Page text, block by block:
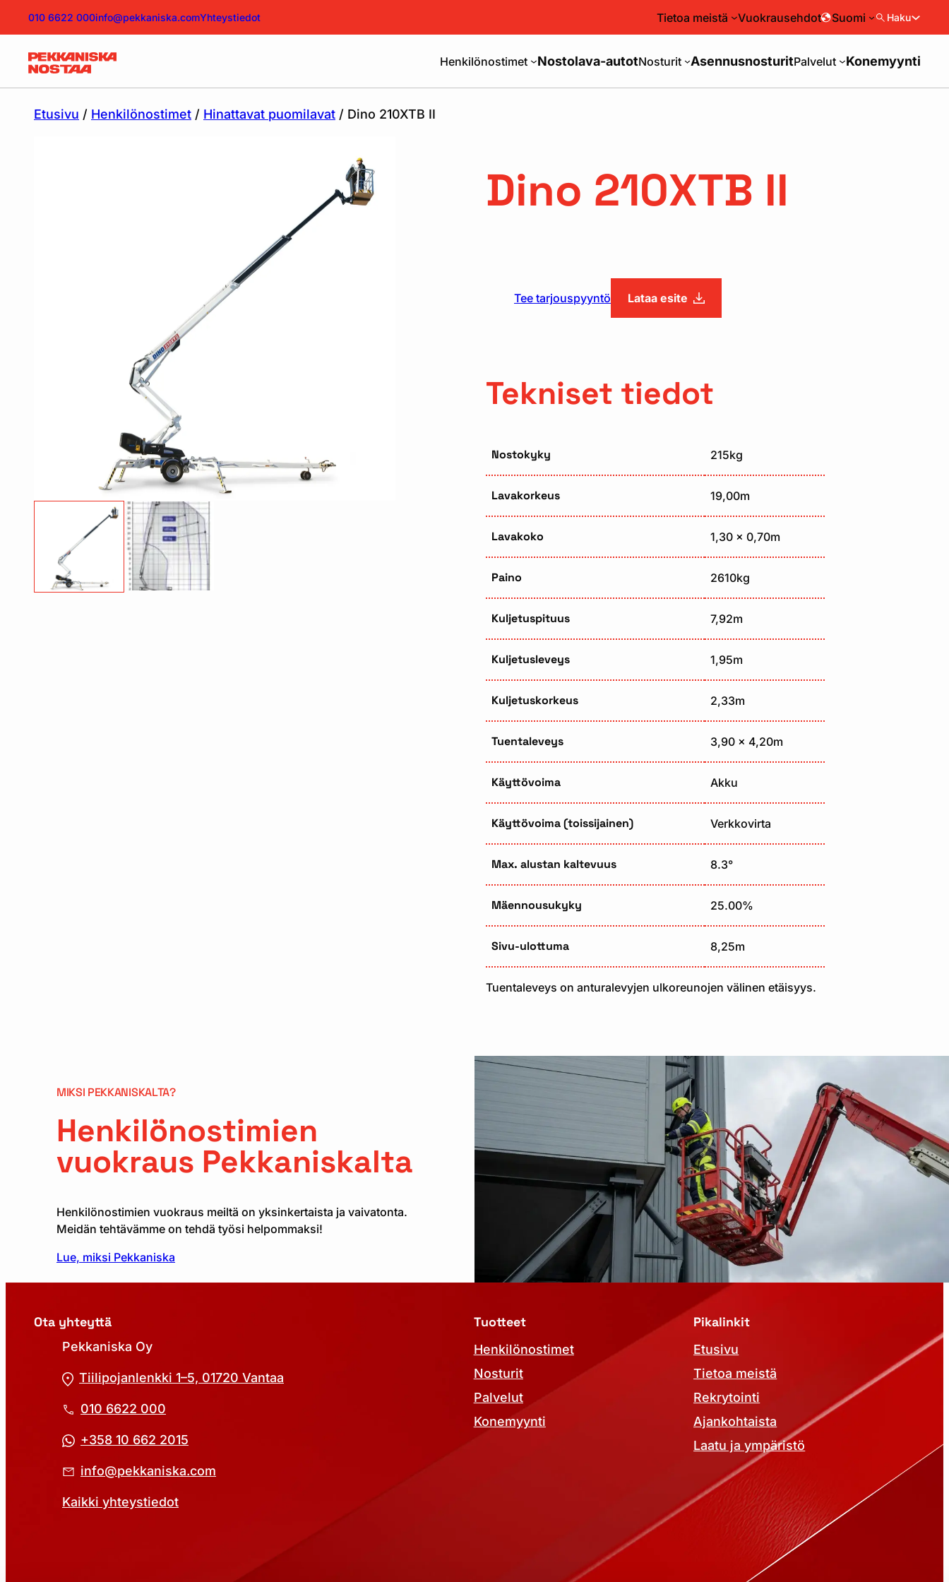
010 6622 000info@pekkaniska.comYhteystiedot Tietoa meistä Vuokrausehdot Suomi Haku
Henkilönostimet Nostolava-autotNosturit AsennusnosturitPalvelut Konemyynti
Etusivu / Henkilönostimet / Hinattavat puomilavat / Dino 210XTB II
Dino 210XTB II
Tee tarjouspyyntö Lataa esite
Tekniset tiedot
Nostokyky 215kg
Lavakorkeus 19,00m
Lavakoko 1,30 x 0,70m
Paino 2610kg
Kuljetuspituus 7,92m
Kuljetusleveys 1,95m
Kuljetuskorkeus 2,33m
Tuentaleveys 3,90 x 4,20m
Käyttövoima Akku
Käyttövoima (toissijainen) Verkkovirta
Max. alustan kaltevuus 8.3°
Mäennousukyky 25.00%
Sivu-ulottuma 8,25m
Tuentaleveys on anturalevyjen ulkoreunojen välinen etäisyys.
MIKSI PEKKANISKALTA?
Henkilönostimien
vuokraus Pekkaniskalta
Henkilönostimien vuokraus meiltä on yksinkertaista ja vaivatonta.
Meidän tehtävämme on tehdä työsi helpommaksi!
Lue, miksi Pekkaniska
Ota yhteyttä
Pekkaniska Oy
Tiilipojanlenkki 1–5, 01720 Vantaa
010 6622 000
+358 10 662 2015
info@pekkaniska.com
Kaikki yhteystiedot
Tuotteet
Henkilönostimet
Nosturit
Palvelut
Konemyynti
Pikalinkit
Etusivu
Tietoa meistä
Rekrytointi
Ajankohtaista
Laatu ja ympäristö